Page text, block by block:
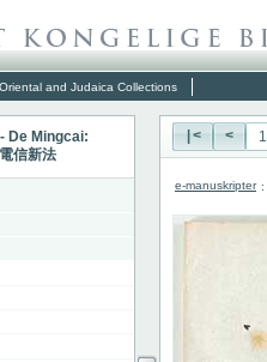
Oriental and Judaica Collections
De Mingcai:
信新法
|< <
e-manuskripter :